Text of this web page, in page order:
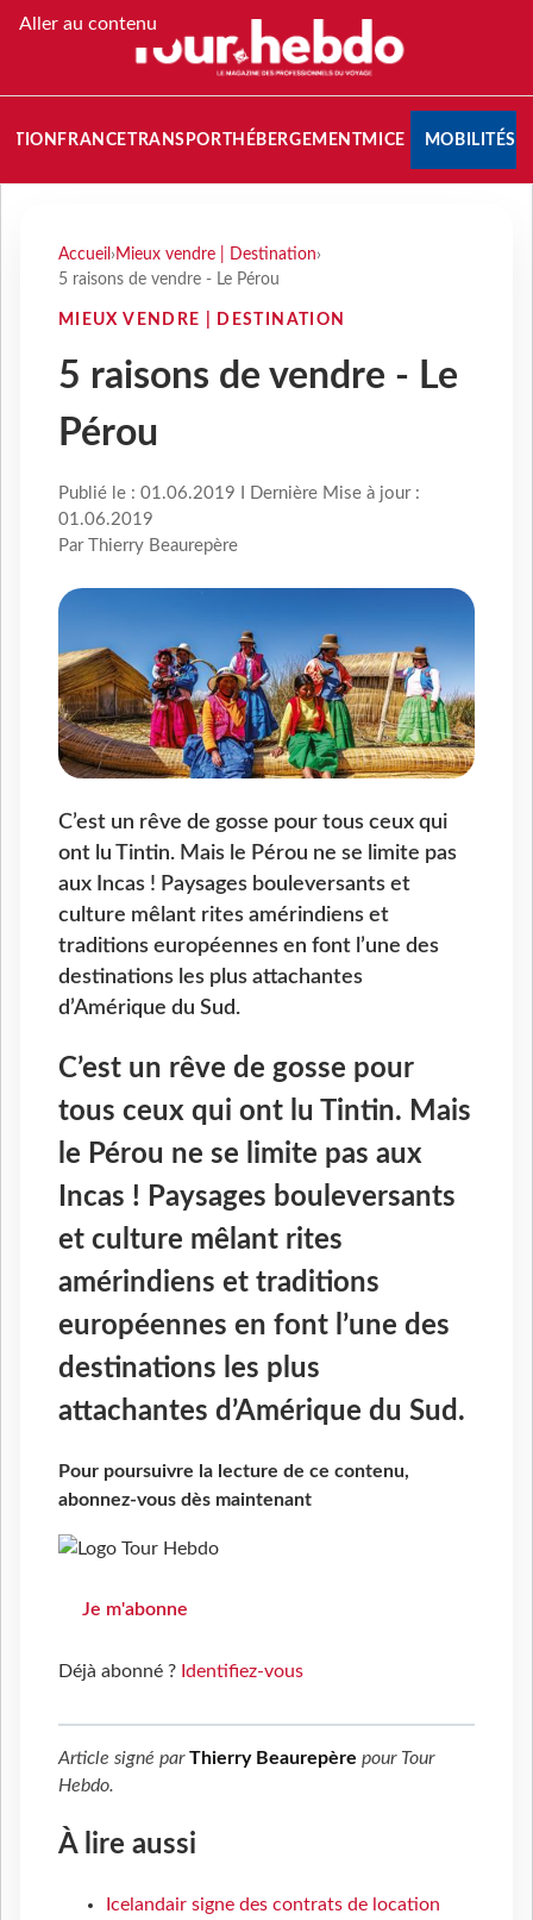
Aller au contenu
FRANCETRANSPORT HÉBERGEMENTMICE MOBILITÉS
Accueil › Mieux vendre | Destination›
5 raisons de vendre - Le Pérou
MIEUX VENDRE | DESTINATION
5 raisons de vendre - Le
Pérou
Publié le : 01.06.2019 I Dernière Mise à jour :
01.06.2019
Par Thierry Beaurepère
C’est un rêve de gosse pour tous ceux qui
ont lu Tintin. Mais le Pérou ne se limite pas
aux Incas ! Paysages bouleversants et
culture mêlant rites amérindiens et
traditions européennes en font l’une des
destinations les plus attachantes
d’Amérique du Sud.
C’est un rêve de gosse pour
tous ceux qui ont lu Tintin. Mais
le Pérou ne se limite pas aux
Incas ! Paysages bouleversants
et culture mêlant rites
amérindiens et traditions
européennes en font l’une des
destinations les plus
attachantes d’Amérique du Sud.
Pour poursuivre la lecture de ce contenu,
abonnez-vous dès maintenant
Je m'abonne
Déjà abonné ? Identifiez-vous
Article signé parThierry Beaurepère pour Tour
Hebdo.
À lire aussi
Icelandair signe des contrats de location